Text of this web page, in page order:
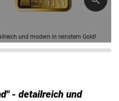
und modern in reinstem Gold!
- detailreich und